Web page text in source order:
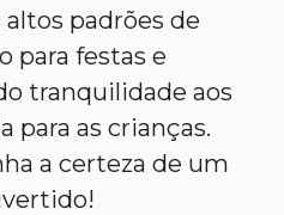
padrões de
para festas e
tranquilidade aos
para as crianças.
a certeza de um